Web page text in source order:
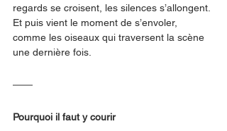
regards se croisent, les silences s’allongent.
Et puis vient le moment de s’envoler,
comme les oiseaux qui traversent la scène
une dernière fois.
Pourquoi il faut y courir